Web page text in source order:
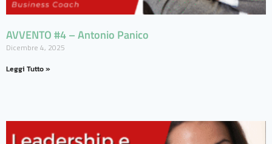
AVVENTO #4 – Antonio Panico
Dicembre 4, 2025
Leggi Tutto »